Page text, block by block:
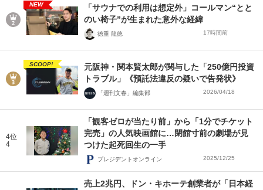
NEW
「サウナでの利用は想定外」コールマン“とと
のい椅子”が生まれた意外な経緯
徳重 龍徳 17時間前
SCOOP!
元阪神・関本賢太郎が関与した「250億円投資
トラブル」《預託法違反の疑いで告発状》
「週刊文春」編集部 2026/04/18
4位
4
「観客ゼロが当たり前」から「1分でチケット
完売」の人気映画館に…閉館寸前の劇場が見
つけた起死回生の一手
プレジデントオンライン 2025/12/25
売上2兆円、ドン・キホーテ創業者が「日本経